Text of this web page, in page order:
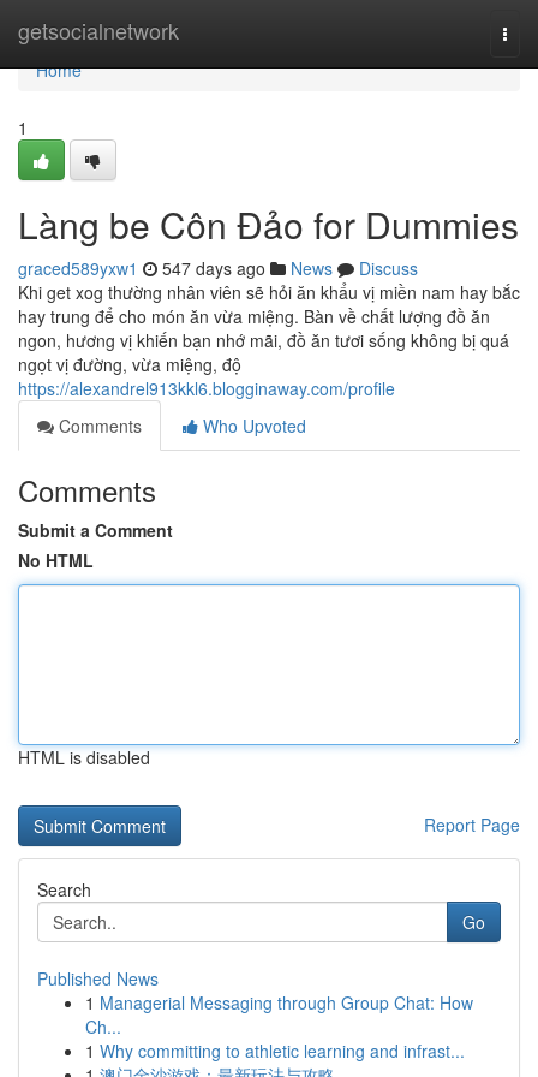
getsocialnetwork
Home
Home
1
Làng be Côn Đảo for Dummies
graced589yxw1 547 days ago News
Discuss
Khi get xog thường nhân viên sẽ hỏi ăn khẩu vị miền nam hay bắc
hay trung để cho món ăn vừa miệng. Bàn về chất lượng đồ ăn
ngon, hương vị khiến bạn nhớ mãi, đồ ăn tươi sống không bị quá
ngọt vị đường, vừa miệng, độ
https://alexandrel913kkl6.blogginaway.com/profile
Comments
Who Upvoted
Comments
Submit a Comment
No HTML
HTML is disabled
Report Page
Search
Go
Published News
1 Managerial Messaging through Group Chat: How
Ch...
1 Why committing to athletic learning and infrast...